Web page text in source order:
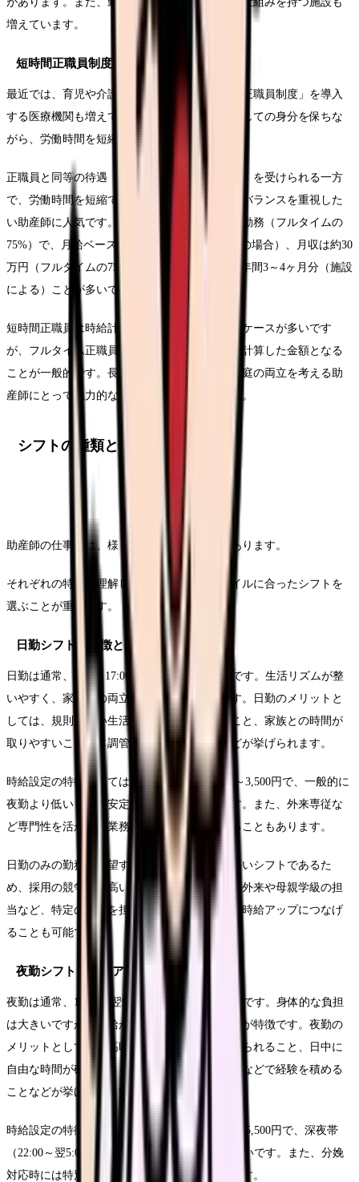
増えています。
短時間正職員制度の活用
最近では、育児や介護と両立しやすい「短時間正職員制度」を導入
する医療機関も増えています。これは正職員としての身分を保ちな
がら、労働時間を短縮できる制度です。
正職員と同等の待遇（賞与、昇給、退職金など）を受けられる一方
で、労働時間を短縮できるため、ワークライフバランスを重視した
い助産師に人気です。収入例として、週30時間勤務（フルタイムの
75%）で、月給ベース（フルタイム換算40万円の場合）、月収は約30
万円（フルタイムの75%）となります。賞与は年間3～4ヶ月分（施設
による）ことが多いです。
短時間正職員は時給計算ではなく月給制となるケースが多いです
が、フルタイム正職員の給与を労働時間比率で計算した金額となる
ことが一般的です。長期的なキャリア形成と家庭の両立を考える助
産師にとって魅力的な選択肢といえるでしょう。
シフトの種類と特徴
助産師の仕事では、様々なシフトパターンがあります。
それぞれの特徴を理解し、自分のライフスタイルに合ったシフトを
選ぶことが重要です。
日勤シフトの特徴と時給設定
日勤は通常、8:30～17:00頃の時間帯での勤務です。生活リズムが整
いやすく、家庭との両立がしやすい働き方です。日勤のメリットと
しては、規則正しい生活リズムを維持できること、家族との時間が
取りやすいこと、体調管理がしやすいことなどが挙げられます。
時給設定の特徴としては、基本時給が2,500円～3,500円で、一般的に
夜勤より低いものの安定している点があります。また、外来専従な
ど専門性を活かせる業務では高めに設定されることもあります。
日勤のみの勤務を希望する場合、特に人気の高いシフトであるた
め、採用の競争率が高いこともあります。専門外来や母親学級の担
当など、特定の役割を担うことで評価を高め、時給アップにつなげ
ることも可能です。
夜勤シフトと収入アップのポイント
夜勤は通常、16:30～翌9:00頃の時間帯での勤務です。身体的な負担
は大きいですが、時給が高く設定されているのが特徴です。夜勤の
メリットとしては、高時給で効率的に収入を得られること、日中に
自由な時間が確保できること、夜間の分娩対応などで経験を積める
ことなどが挙げられます。
時給設定の特徴としては、基本時給が3,800円～5,500円で、深夜帯
（22:00～翌5:00）はさらに割増されることが多いです。また、分娩
対応時には特別手当が加算されることもあります。